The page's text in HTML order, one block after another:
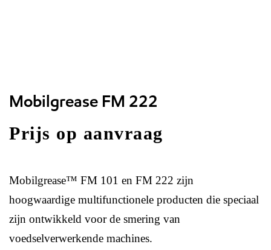
Mobilgrease FM 222
Prijs op aanvraag
Mobilgrease™ FM 101 en FM 222 zijn
hoogwaardige multifunctionele producten die speciaal
zijn ontwikkeld voor de smering van
voedselverwerkende machines.